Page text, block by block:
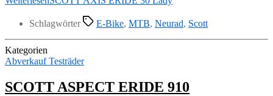
Schlagwörter E-Bike, MTB, Neurad, Scott
Kategorien
Abverkauf Testräder
SCOTT ASPECT ERIDE 910